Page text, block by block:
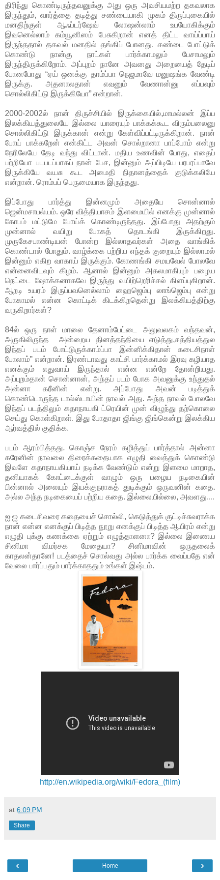
திரிந்து கொண்டிருந்தவனுக்கு அது ஒரு அவசியமற்ற தகவலாக
இருந்தும், வார்த்தை தடித்து சண்டையாகி முகம் திருப்புகையில்
மனதிற்குள் ஆஃப்டர்ஷேவ் லோஷன்லாம் உபயோகிக்கும்
இவனெல்லாம் கம்யூனிஸம் பேசுகிறான் எனத் திட்ட வாய்ப்பாய்
இருந்ததால் தகவல் மனதில் தங்கிப் போனது. சண்டை போட்டுக்
கொண்டு நான்கு நாட்கள் பார்க்காமலும் பேசாமலும்
இருந்திருக்கிறோம். அப்புறம் நானே அவனது அறையைத் தேடிப்
போனபோது “ஏய் ஒனக்கு தாம்ப்பா நெஜமாவே மனுஷங்க வேண்டி
இருக்கு. அதனாலதான் எவனும் வேணான்னு எப்பவும்
சொல்லிகிட்டு இருக்கியோ” என்றான்.
2000-2002ல் நான் திருச்சியில் இருக்கையில்,மாமல்லன் இப்ப
இலக்கியத்துலையே இல்லை யாரையும் பாக்கக்கூட விரும்பலைனு
சொல்லிகிட்டு இருக்கான் என்று கேள்விப்பட்டிருக்கிறான். நான்
போய் பாக்கறேன் என்கிட்ட அவன் சொல்றானா பாப்போம் என்று
நேரிலேயே தேடி வந்து விட்டான். மதிய உணவின் போது, எதைப்
பற்றியோ படபடப்பாகப் நான் பேச, இன்னும் அப்பிடியே பரபரப்பாவே
இருக்கியே வயசு கூட அமைதி நிதானத்தைக் குடுக்கலியே
என்றான். ரொம்பப் பெருமையாக இருந்தது.
இப்போது பார்த்து இன்னமும் அதையே சொன்னால்
ஜென்மசாபல்யம். ஒரே வித்தியாசம் இளமையில் எனக்கு முன்னால்
கோபம் மட்டுமே போய்க் கொண்டிருந்தது. இப்போது அதற்கும்
முன்னால் வயிறு போகத் தொடங்கி இருக்கிறது.
முருகேசபாண்டியன் போன்ற இல்லாதவர்கள் அதை வாங்கிக்
கொண்டால் போதும். வாழ்க்கை பற்றிய எந்தக் குறையும் இல்லாமல்
இன்னும் எகிற வாகாய் இருக்கும். கோணங்கி சமயவேல் போலவே
என்னைவிடவும் கிழம். ஆனால் இன்னும் அகலமாகியும் பழைய
நெட்டை ஷோக்கனாகவே இருந்து வயிற்றெரிச்சல் கிளப்புகிறான்.
ஆறடி உயரம் இருப்பவனெல்லாம் ஹைஜெம்பு லாங்ஜெம்பு என்று
போகாமல் என்ன கொட்டிக் கிடக்கிறதென்று இலக்கியத்திற்கு
வருகிறார்கள்?
84ல் ஒரு நாள் மாலை தேனாம்பேட்டை அலுவலகம் வந்தவன்,
அருகிலிருந்த அன்றைய தினத்தந்தியை எடுத்து,சத்தியத்துல
இந்தப் படம் போட்டுருக்காம்ப்பா இன்னிக்கிதான் கடைசிநாள்
போலாம்” என்றான். இரண்டாவது காட்சி பார்க்காமல் இரவு கழியாத
எனக்கும் எதுவாய் இருந்தால் என்ன என்றே தோன்றியது.
அப்புறம்தான் சொன்னான், அந்தப் படம் போக அவனுக்கு உந்துதல்
அன்னா கரீனின் என்று. அப்போது அவன் படித்துக்
கொண்டொருந்த டால்ஸ்டாயின் நாவல் அது. அந்த நாவல் போலவே
இந்தப் படத்திலும் கதாநாயகி ட்ரெயின் முன் விழுந்து தற்கொலை
செய்து கொள்கிறாள். இது போதாதா ஜிங்கு ஜிங்கென்று இலக்கிய
ஆர்வத்தில் குதிக்க.
படம் ஆரம்பித்தது. கொஞ்ச நேரம் கழித்துப் பார்த்தால் அன்னா
கரேனின் நாவலை திரைக்கதையாக எழுதி வைத்துக் கொண்டு
இவளே கதாநாயகியாய் நடிக்க வேண்டும் என்று இளமை மாறாத,
தனியாகக் கோட்டைக்குள் வாழும் ஒரு பழைய நடிகையின்
பின்னால் அலையும் இயக்குநராகத் துடிக்கும் ஒருவனின் கதை.
அல்ல அந்த நடிகையைப் பற்றிய கதை. இல்லையில்லை, அவளது....
ஐ ஐ கடைசிவரை கதையைச் சொல்லி, கெடுத்துக் குட்டிச்சுவராக்க
நான் என்ன எனக்குப் பிடித்த நூறு எனக்குப் பிடித்த ஆயிரம் என்று
எழுதி புக்கு கணக்கை ஏற்றும் எழுத்தாளனா? இல்லை இணைய
சினிமா விமர்சக மேதையா? சினிமாவின் ஒருதலைக்
காதலன்தானே! படத்தைச் சொல்வது அல்ல பார்க்க வைப்பதே என்
வேலை பார்ப்பதும் பார்க்காததும் உங்கள் இஷ்டம்.
http://en.wikipedia.org/wiki/Fedora_(film)
at 6:09 PM
Share
‹ ›
Home